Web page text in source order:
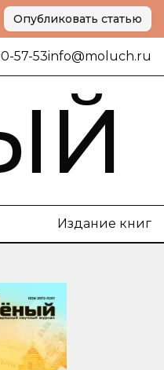
Опубликовать статью
57-53info@moluch.ru
Издание книг